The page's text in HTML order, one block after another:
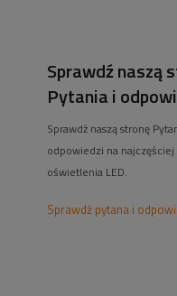
Sprawdź naszą
Pytania i
Sprawdź naszą stronę
odpowiedzi na
oświetlenia LED.
Sprawdź pytana i